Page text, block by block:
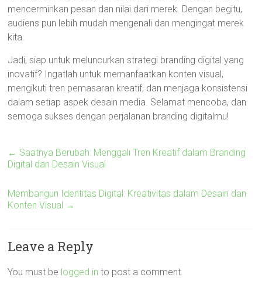
mencerminkan pesan dan nilai dari merek. Dengan begitu,
audiens pun lebih mudah mengenali dan mengingat merek
kita.
Jadi, siap untuk meluncurkan strategi branding digital yang
inovatif? Ingatlah untuk memanfaatkan konten visual,
mengikuti tren pemasaran kreatif, dan menjaga konsistensi
dalam setiap aspek desain media. Selamat mencoba, dan
semoga sukses dengan perjalanan branding digitalmu!
← Saatnya Berubah: Menggali Tren Kreatif dalam Branding
Digital dan Desain Visual
Membangun Identitas Digital: Kreativitas dalam Desain dan
Konten Visual →
Leave a Reply
You must be logged in to post a comment.